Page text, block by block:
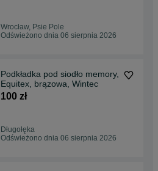
Wrocław, Psie Pole
Odświeżono dnia 06 sierpnia 2026
Podkładka pod siodło memory,
Equitex, brązowa, Wintec
100 zł
Długołęka
Odświeżono dnia 06 sierpnia 2026